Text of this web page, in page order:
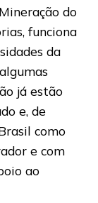
do
funciona
da
já estão
e, de
como
e com
ao